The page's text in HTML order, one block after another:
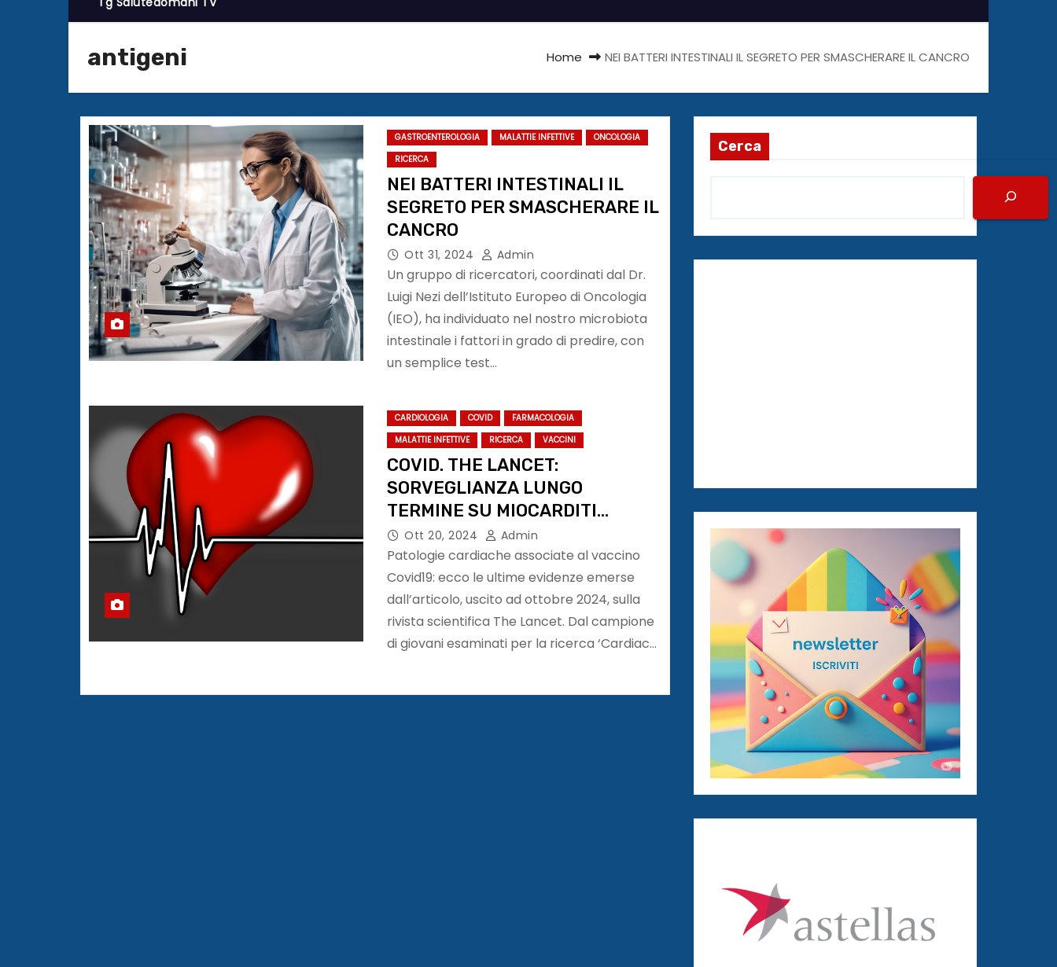
antigeni Home NEI BATTERI INTESTINALI IL SEGRETO PER SMASCHERARE IL CANCRO
GASTROENTEROLOGIA MALATTIE INFETTIVE
ONCOLOGIA
RICERCA
NEI BATTERI INTESTINALI IL
SEGRETO PER SMASCHERARE IL
CANCRO
Ott 31, 2024 Admin
Un gruppo di ricercatori, coordinati dal Dr.
Luigi Nezi dell’Istituto Europeo di Oncologia
(IEO), ha individuato nel nostro microbiota
intestinale i fattori in grado di predire, con
un semplice test…
CARDIOLOGIA COVID
FARMACOLOGIA
MALATTIE INFETTIVE
RICERCA VACCINI
COVID. THE LANCET:
SORVEGLIANZA LUNGO
TERMINE SU MIOCARDITI
ASSOCIATE A VACCINO
Ott 20, 2024 Admin
Patologie cardiache associate al vaccino
Covid19: ecco le ultime evidenze emerse
dall’articolo, uscito ad ottobre 2024, sulla
rivista scientifica The Lancet. Dal campione
di giovani esaminati per la ricerca ‘Cardiac…
Cerca